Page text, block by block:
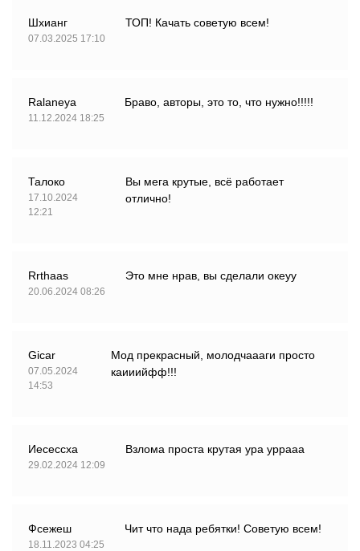
Шхианг
07.03.2025 17:10
ТОП! Качать советую всем!
Ralaneya
11.12.2024 18:25
Браво, авторы, это то, что нужно!!!!!
Талоко
17.10.2024
12:21
Вы мега крутые, всё работает
отлично!
Rrthaas
20.06.2024 08:26
Это мне нрав, вы сделали океуу
Gicar
07.05.2024
14:53
Мод прекрасный, молодчаааги просто
каииийфф!!!
Иесессха
29.02.2024 12:09
Взлома проста крутая ура уррааа
Фсежеш
18.11.2023 04:25
Чит что нада ребятки! Советую всем!